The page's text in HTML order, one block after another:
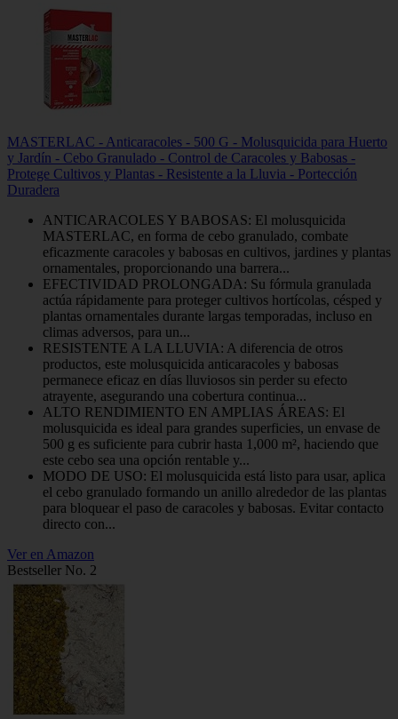
MASTERLAC - Anticaracoles - 500 G - Molusquicida para Huerto
y Jardín - Cebo Granulado - Control de Caracoles y Babosas -
Protege Cultivos y Plantas - Resistente a la Lluvia - Portección
Duradera
ANTICARACOLES Y BABOSAS: El molusquicida
MASTERLAC, en forma de cebo granulado, combate
eficazmente caracoles y babosas en cultivos, jardines y plantas
ornamentales, proporcionando una barrera...
EFECTIVIDAD PROLONGADA: Su fórmula granulada
actúa rápidamente para proteger cultivos hortícolas, césped y
plantas ornamentales durante largas temporadas, incluso en
climas adversos, para un...
RESISTENTE A LA LLUVIA: A diferencia de otros
productos, este molusquicida anticaracoles y babosas
permanece eficaz en días lluviosos sin perder su efecto
atrayente, asegurando una cobertura continua...
ALTO RENDIMIENTO EN AMPLIAS ÁREAS: El
molusquicida es ideal para grandes superficies, un envase de
500 g es suficiente para cubrir hasta 1,000 m², haciendo que
este cebo sea una opción rentable y...
MODO DE USO: El molusquicida está listo para usar, aplica
el cebo granulado formando un anillo alrededor de las plantas
para bloquear el paso de caracoles y babosas. Evitar contacto
directo con...
Ver en Amazon
Bestseller No. 2